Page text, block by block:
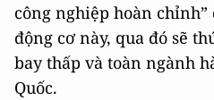
công nghiệp hoàn
động cơ này, qua đó sẽ
bay thấp và toàn ngành
Quốc.